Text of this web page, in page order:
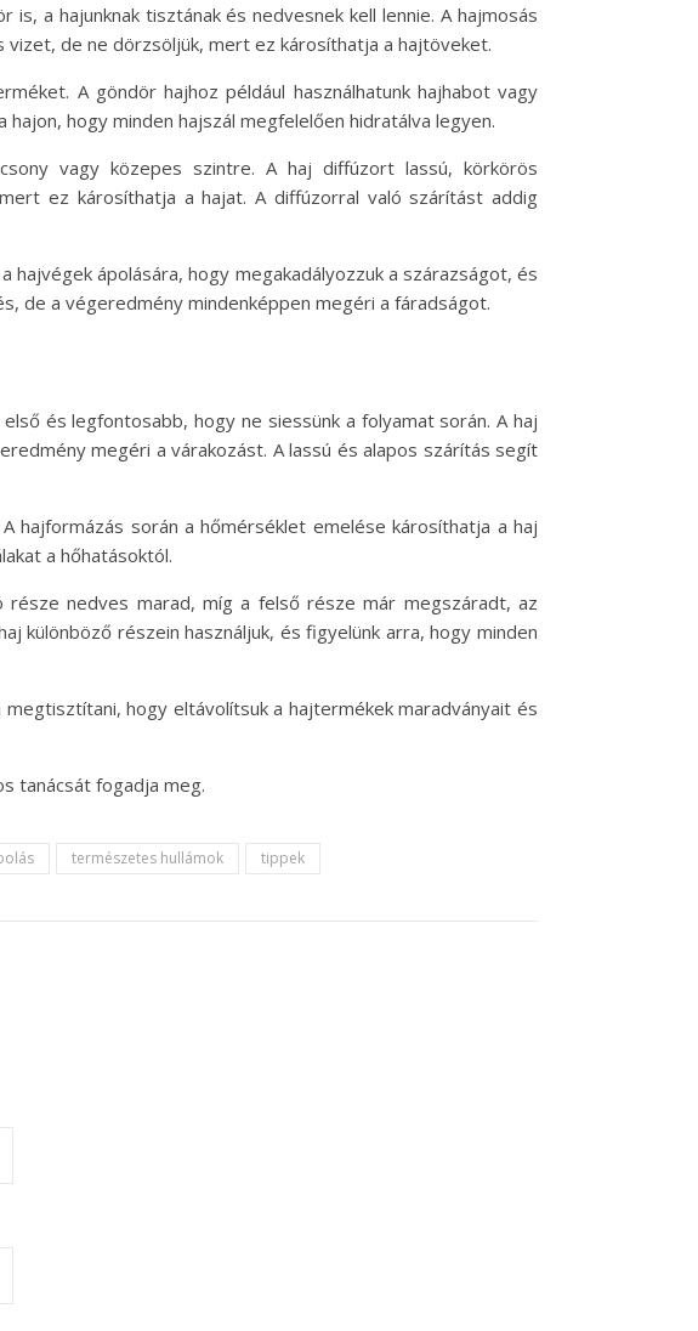
a hajunknak tisztának és nedvesnek kell lennie. A hajmosás
de ne dörzsöljük, mert ez károsíthatja a hajtöveket.
A göndör hajhoz például használhatunk hajhabot vagy
hogy minden hajszál megfelelően hidratálva legyen.
vagy közepes szintre. A haj diffúzort lassú, körkörös
ez károsíthatja a hajat. A diffúzorral való szárítást addig
ápolására, hogy megakadályozzuk a szárazságot, és
de a végeredmény mindenképpen megéri a fáradságot.
és legfontosabb, hogy ne siessünk a folyamat során. A haj
megéri a várakozást. A lassú és alapos szárítás segít
hajformázás során a hőmérséklet emelése károsíthatja a haj
a hőhatásoktól.
része nedves marad, míg a felső része már megszáradt, az
különböző részein használjuk, és figyelünk arra, hogy minden
hogy eltávolítsuk a hajtermékek maradványait és
tanácsát fogadja meg.
természetes hullámok tippek